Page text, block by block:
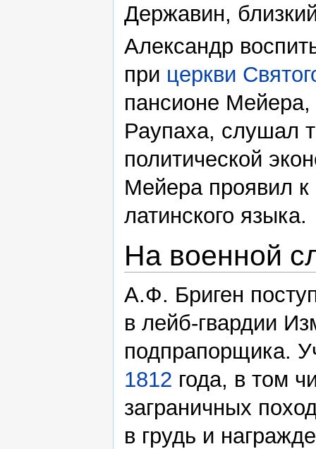
Державин,
Александр
при церкви
пансионе
Раупаха, слушал
политической
Мейера проявил к
латинского языка.
На военной
А.Ф. Бриген
в лейб-гвардии
подпрапорщика.
1812 года, в том
заграничных
в грудь и